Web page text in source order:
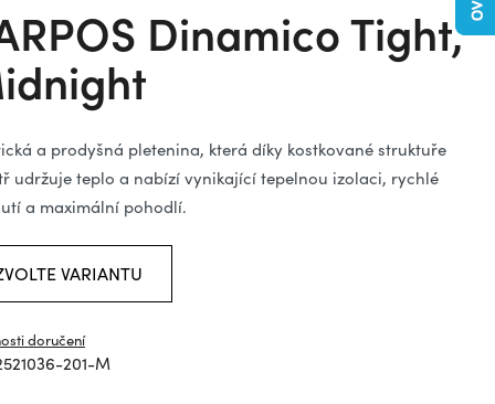
Dinamico Tight,
a prodyšná pletenina, která díky kostkované struktuře
udržuje teplo a nabízí vynikající tepelnou izolaci, rychlé
a maximální pohodlí.
VARIANTU
doručení
201-M